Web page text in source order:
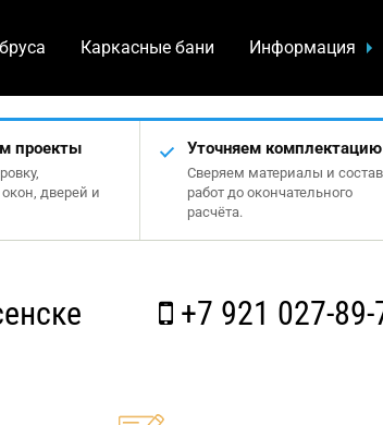
Каркасные бани Информация
проекты
дверей и
Уточняем комплектацию
Сверяем материалы и состав
работ до окончательного
расчёта.
+7 921 027-89-